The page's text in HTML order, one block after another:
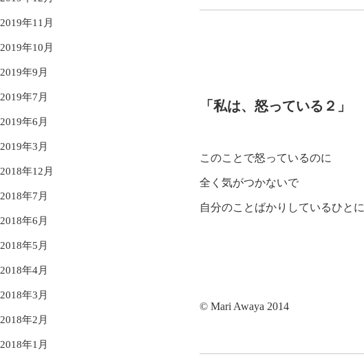
2019年11月
2019年10月
2019年9月
2019年7月
2019年6月
2019年3月
2018年12月
2018年7月
2018年6月
2018年5月
2018年4月
2018年3月
2018年2月
2018年1月
「私は、怒っている２」
このことで怒っているのに
全く気がつかないで
自分のことばかりしているひとに
© Mari Awaya 2014